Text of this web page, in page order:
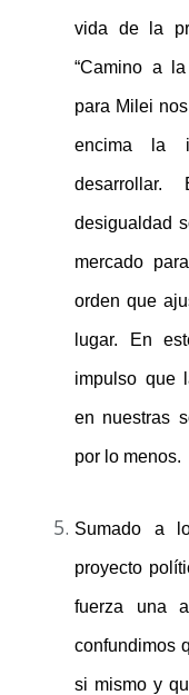
vida de la
“Camino a
para Milei
encima la
desigualdad
mercado
orden que
lugar. En
impulso que
en nuestras
por lo menos.
Sumado a
proyecto
fuerza una
confundimos
si mismo y